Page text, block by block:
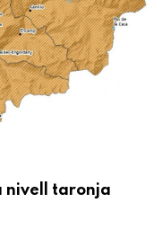
nivell taronja